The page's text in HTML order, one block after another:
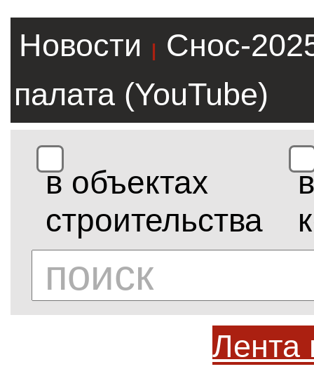
Новости |
Снос-
палата (YouTube)
в объектах
строительства
в
Лента